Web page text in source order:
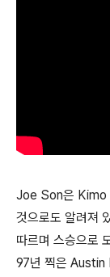
Joe Son은 Kimo
것으로도 알려져
따르며 스승으로
97년 찍은 Austin